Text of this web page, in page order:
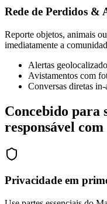
Rede de Perdidos &
Reporte objetos, animais
imediatamente a
Alertas
Avistamentos com
Conversas diretas in-
Concebido para
responsável com
Privacidade em